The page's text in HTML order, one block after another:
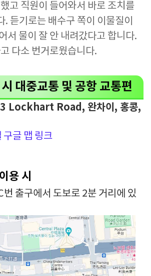
고 직원이 들어와서 바로 조치를
. 듣기로는 배수구 쪽이 이물질이
서 물이 잘 안 내려갔다고 합니다.
다소 번거로웠습니다.
대중교통 및 공항 교통편
Lockhart Road, 완차이, 홍콩,
구글 맵 링크
용 시
번 출구에서 도보로 2분 거리에 있